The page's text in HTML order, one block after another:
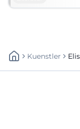
inspirierend.
Kuenstler